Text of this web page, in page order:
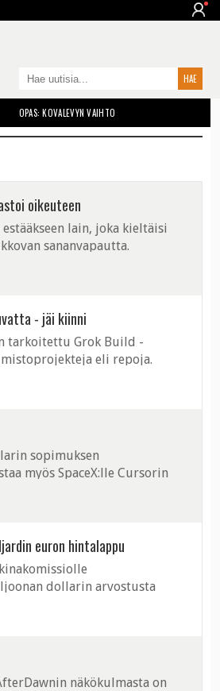
OPAS: KOVALEVYN VAIHTO
oikeuteen
lain, joka kieltäisi
sananvapautta.
- jäi kiinni
tarkoitettu Grok Build -
eli repoja.
sopimuksen
myös SpaceX:lle Cursorin
euron hintalappu
dollarin arvostusta
näkökulmasta on